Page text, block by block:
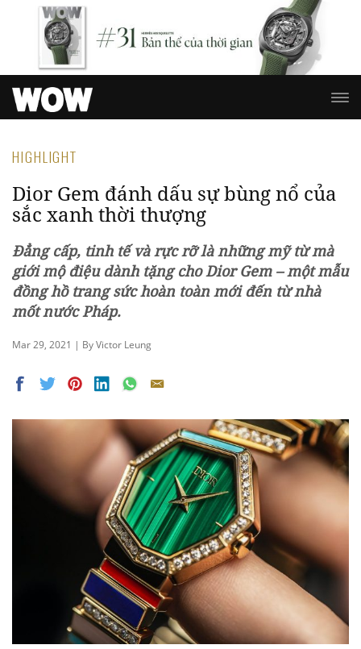
HIGHLIGHT
Dior Gem đánh dấu sự bùng nổ của
sắc xanh thời thượng
Đẳng cấp, tinh tế và rực rỡ là những mỹ từ mà
giới mộ điệu dành tặng cho Dior Gem – một mẫu
đồng hồ trang sức hoàn toàn mới đến từ nhà
mốt nước Pháp.
Mar 29, 2021 | By Victor Leung